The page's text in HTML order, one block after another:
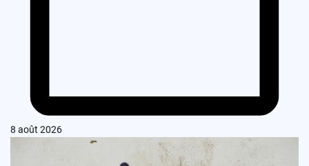
8 août 2026